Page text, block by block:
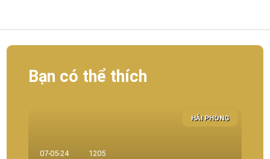
Bạn có thể thích
HẢI PHÒNG
07-05-24 1205